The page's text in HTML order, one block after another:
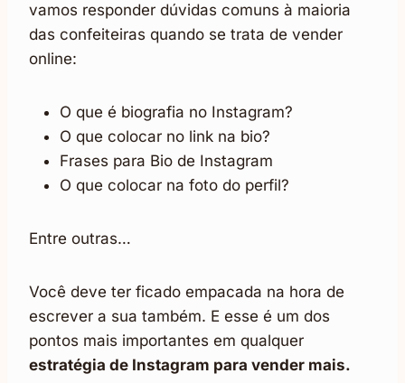
vamos responder dúvidas comuns à maioria
das confeiteiras quando se trata de vender
online:
O que é biografia no Instagram?
O que colocar no link na bio?
Frases para Bio de Instagram
O que colocar na foto do perfil?
Entre outras…
Você deve ter ficado empacada na hora de
escrever a sua também. E esse é um dos
pontos mais importantes em qualquer
estratégia de Instagram para vender mais.